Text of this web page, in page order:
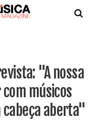
"A nossa
músicos
cabeça aberta"